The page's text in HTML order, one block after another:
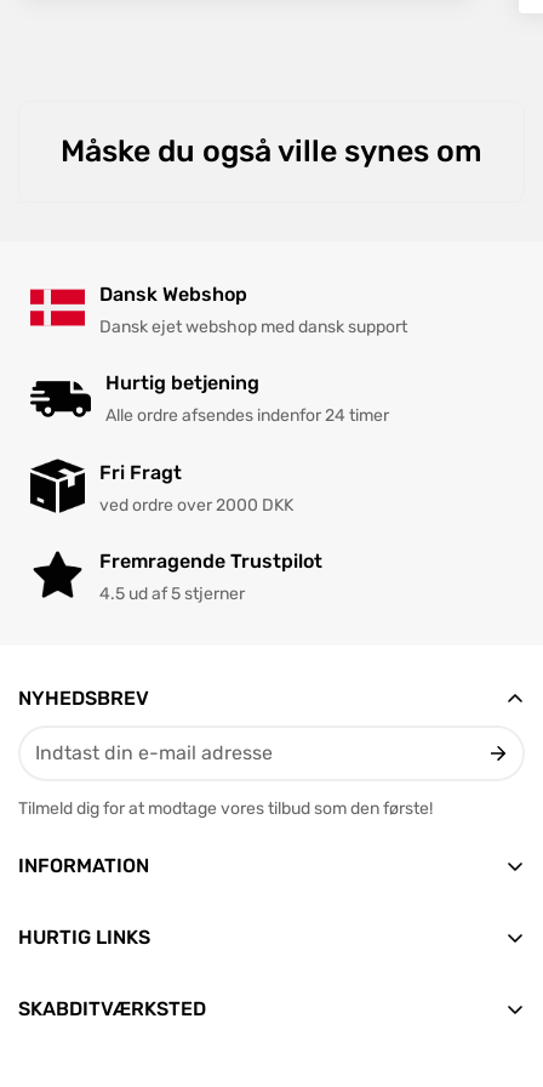
Motorydelse : 65 W ( P1 )
Hastighed: 6700 min- 1
Tæthedsgrad: II
Støj værdi erklæring: LWA 90 dB
Måske du også ville synes om
Dansk Webshop
Dansk ejet webshop med dansk support
Hurtig betjening
Alle ordre afsendes indenfor 24 timer
Fri Fragt
ved ordre over 2000 DKK
Fremragende Trustpilot
4.5 ud af 5 stjerner
INFORMATION
9400 Nørresundby
Find os
HURTIG LINKS
SKABDITVÆRKSTED
NYHEDSBREV
Tilmeld dig for at modtage vores tilbud som den første!